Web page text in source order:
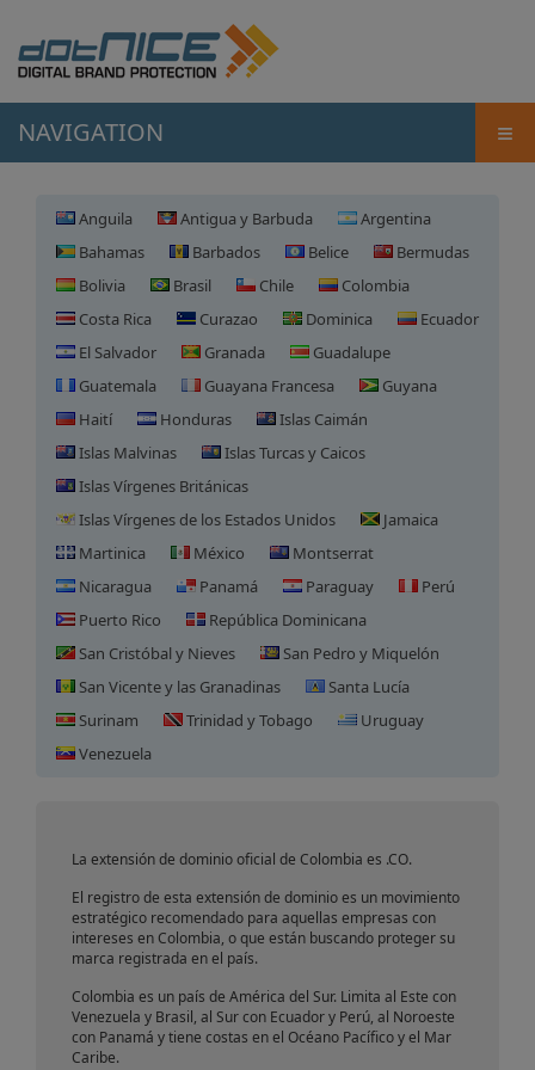
NAVIGATION ≡
Anguila Antigua y Barbuda
Argentina
Bahamas
Barbados Belice
Bermudas
Bolivia
Brasil Chile
Colombia
Costa Rica
Curazao Dominica
Ecuador
El Salvador
Granada
Guadalupe
Guatemala
Guayana Francesa
Guyana
Haití
Honduras
Islas Caimán
Islas Malvinas
Islas Turcas y Caicos
Islas Vírgenes Británicas
Islas Vírgenes de los Estados Unidos
Jamaica
Martinica
México
Montserrat
Nicaragua
Panamá Paraguay
Perú
Puerto Rico
República Dominicana
San Cristóbal y Nieves
San Pedro y Miquelón
San Vicente y las Granadinas
Santa Lucía
Surinam
Trinidad y Tobago
Uruguay
Venezuela
Registro de Dominio en
Colombia
La extensión de dominio oficial de Colombia es .CO.
El registro de esta extensión de dominio es un movimiento
estratégico recomendado para aquellas empresas con
intereses en Colombia, o que están buscando proteger su
marca registrada en el país.
Colombia es un país de América del Sur. Limita al Este con
Venezuela y Brasil, al Sur con Ecuador y Perú, al Noroeste
con Panamá y tiene costas en el Océano Pacífico y el Mar
Caribe.